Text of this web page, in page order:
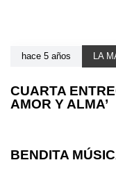
hace 5 años LA
CUARTA
AMOR Y ALMA’
BENDITA